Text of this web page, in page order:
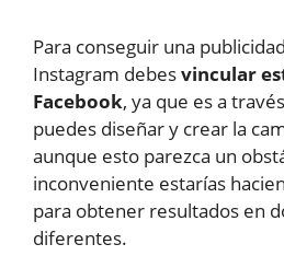
Para conseguir una
Instagram debesvincular
Facebook, ya que es a
puedes diseñar y crear la
aunque esto parezca un
inconveniente estarías
para obtener resultados en
diferentes.